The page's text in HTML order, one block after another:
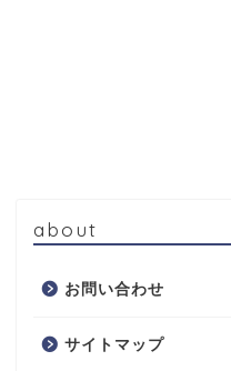
about
お問い合わせ
サイトマップ